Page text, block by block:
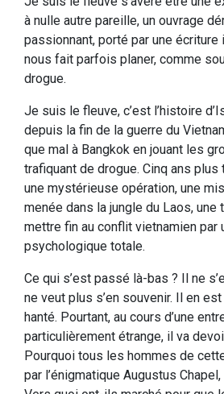
à nulle autre pareille, un ouvrage
passionnant, porté par une
nous fait parfois planer, comme
drogue.
Je suis le fleuve, c’est l’histoire
depuis la fin de la guerre du
que mal à Bangkok en jouant les
trafiquant de drogue. Cinq ans plus
une mystérieuse opération, une
menée dans la jungle du Laos,
mettre fin au conflit vietnamien par
psychologique totale.
Ce qui s’est passé là-bas ? Il ne
ne veut plus s’en souvenir. Il en
hanté. Pourtant, au cours d’une
particulièrement étrange, il va
Pourquoi tous les hommes de
par l’énigmatique Augustus